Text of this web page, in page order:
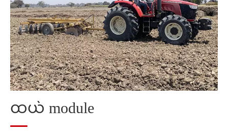
ရိတ်သိမ်း
Post-hallinest Graining Processing Module
Straw Processing module
ထယ် module